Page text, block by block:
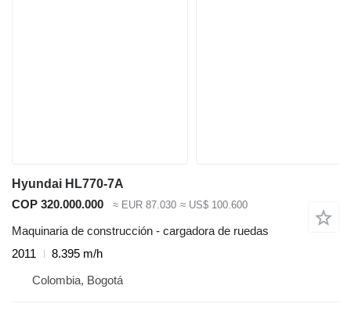
Hyundai HL770-7A
COP 320.000.000
≈ EUR 87.030 ≈ US$ 100.600
Maquinaria de construcción - cargadora de ruedas
2011
8.395 m/h
Colombia, Bogotá